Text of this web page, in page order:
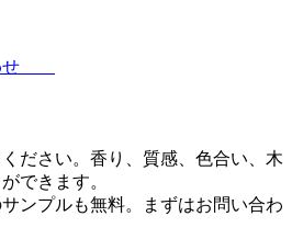
せ
ださい。香り、質感、色合い、木
できます。
ンプルも無料。まずはお問い合わ